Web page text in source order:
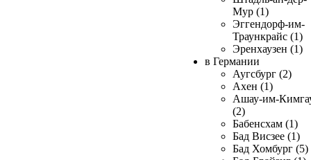
Мур (1)
Эггендорф-им-
Траункрайс (1)
Эренхаузен (1)
в Германии
Аугсбург (2)
Ахен (1)
Ашау-им-
(2)
Бабенсхам (1)
Бад Висзее (1)
Бад Хомбург (5)